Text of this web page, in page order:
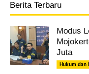
Berita Terbaru
Modus
Juta
Hukum dan